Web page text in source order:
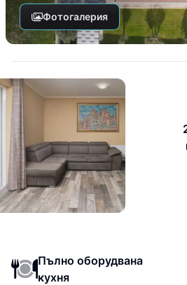
Фотогалерия
Пълно оборудвана
кухня